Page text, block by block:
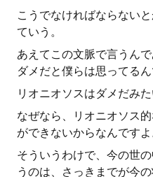
こうでなければならない
ていう。
あえてこの文脈で言うん
ダメだと僕らは思ってるん
リオニオソスはダメだみた
なぜなら、リオニオソス
ができないからなんですよ
そういうわけで、今の世
うのは、さっきまでが今